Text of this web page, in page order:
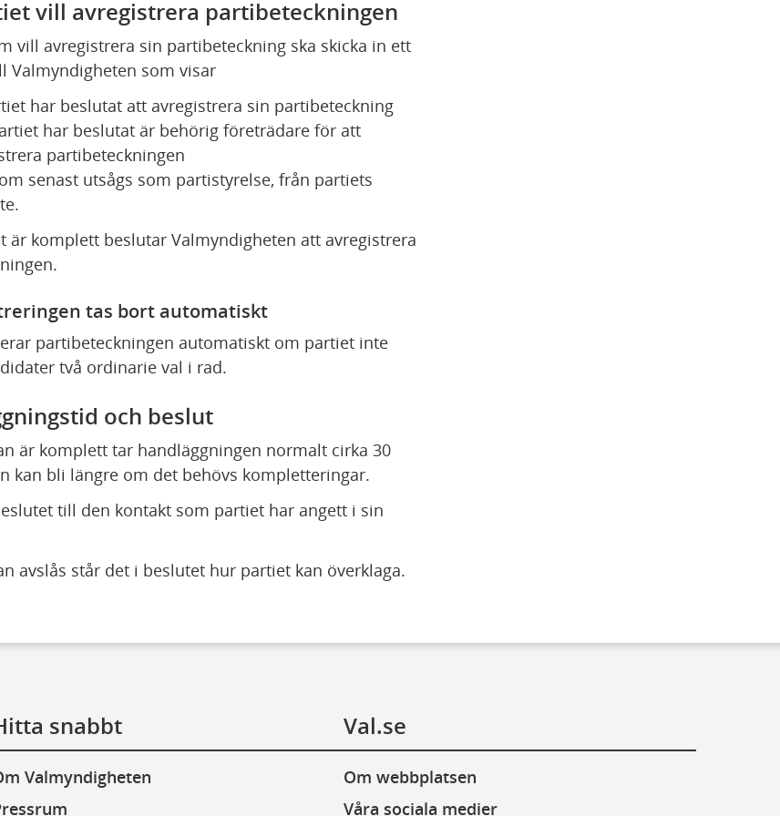
vill avregistrera partibeteckningen
vill avregistrera sin partibeteckning ska skicka in ett
Valmyndigheten som visar
har beslutat att avregistrera sin partibeteckning
har beslutat är behörig företrädare för att
partibeteckningen
senast utsågs som partistyrelse, från partiets
är komplett beslutar Valmyndigheten att avregistrera
tas bort automatiskt
partibeteckningen automatiskt om partiet inte
två ordinarie val i rad.
och beslut
är komplett tar handläggningen normalt cirka 30
kan bli längre om det behövs kompletteringar.
till den kontakt som partiet har angett i sin
avslås står det i beslutet hur partiet kan överklaga.
snabbt
Valmyndigheten
Val.se
Om webbplatsen
Våra sociala medier